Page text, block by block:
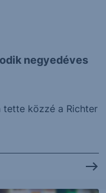
negyedéves
tette közzé a Richter